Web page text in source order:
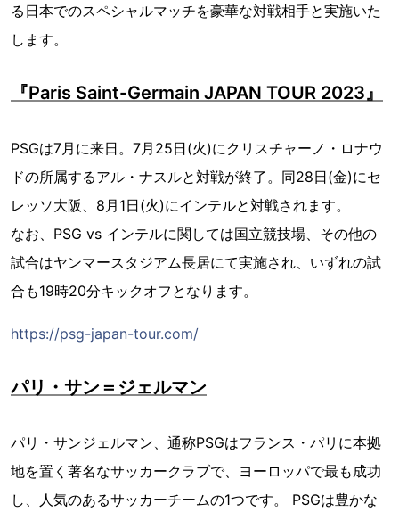
る日本でのスペシャルマッチを豪華な対戦相手と実施いた
します。
『Paris Saint-Germain JAPAN TOUR 2023』
PSGは7月に来日。7月25日(火)にクリスチャーノ・ロナウ
ドの所属するアル・ナスルと対戦が終了。同28日(金)にセ
レッソ大阪、8月1日(火)にインテルと対戦されます。
なお、PSG vs インテルに関しては国立競技場、その他の
試合はヤンマースタジアム長居にて実施され、いずれの試
合も19時20分キックオフとなります。
https://psg-japan-tour.com/
パリ・サン＝ジェルマン
パリ・サンジェルマン、通称PSGはフランス・パリに本拠
地を置く著名なサッカークラブで、ヨーロッパで最も成功
し、人気のあるサッカーチームの1つです。 PSGは豊かな